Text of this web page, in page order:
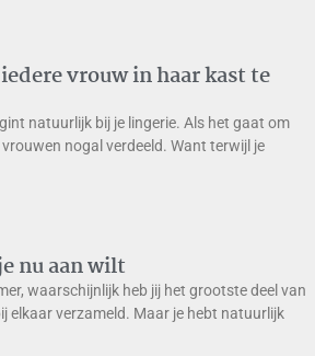
vrouw in haar kast te
natuurlijk bij je lingerie. Als het gaat om
vrouwen nogal verdeeld. Want terwijl je
nu aan wilt
waarschijnlijk heb jij het grootste deel van
elkaar verzameld. Maar je hebt natuurlijk